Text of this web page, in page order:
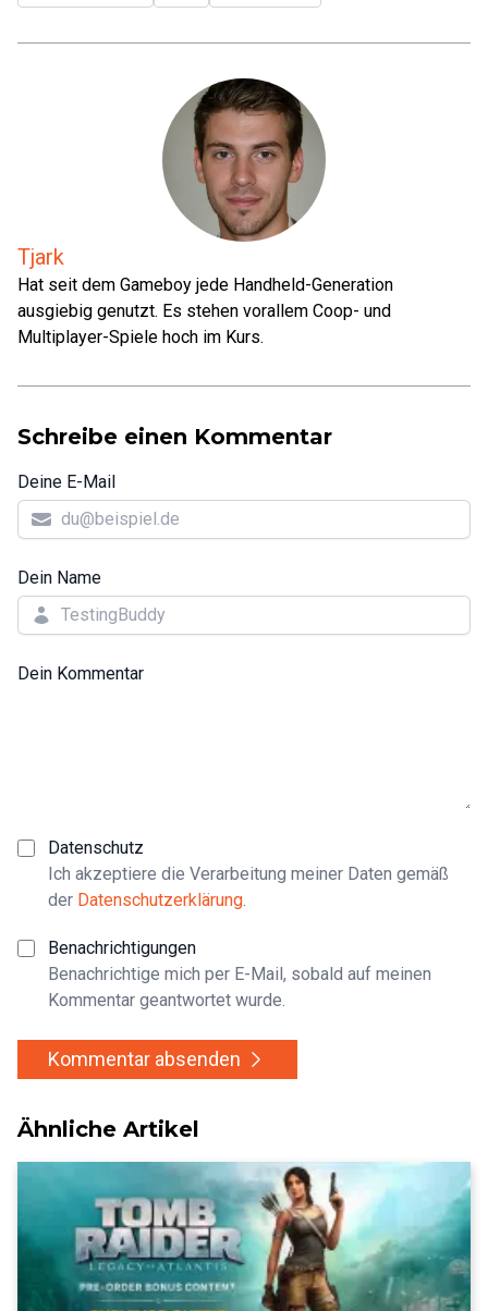
Tjark
Hat seit dem Gameboy jede Handheld-Generation
ausgiebig genutzt. Es stehen vorallem Coop- und
Multiplayer-Spiele hoch im Kurs.
Schreibe einen Kommentar
Deine E-Mail
Dein Name
Dein Kommentar
Datenschutz
Ich akzeptiere die Verarbeitung meiner Daten gemäß
der Datenschutzerklärung.
Benachrichtigungen
Benachrichtige mich per E-Mail, sobald auf meinen
Kommentar geantwortet wurde.
Kommentar absenden
Ähnliche Artikel